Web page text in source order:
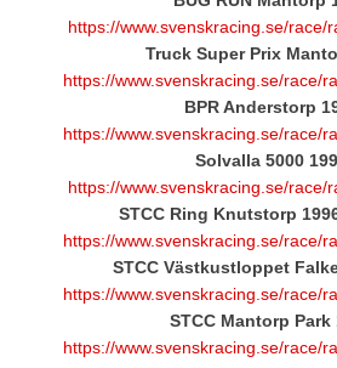
https://www.svenskracing.se/race/
Truck Super Prix
https://www.svenskracing.se/race/
BPR Anderstorp
https://www.svenskracing.se/race/
Solvalla 5000
https://www.svenskracing.se/race/
STCC Ring Knutstorp
https://www.svenskracing.se/race/
STCC Västkustloppet
https://www.svenskracing.se/race/
STCC Mantorp Park
https://www.svenskracing.se/race/